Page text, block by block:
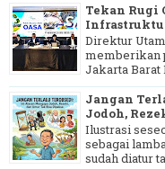
Tekan Rugi
Direktur
memberikan
Jakarta Barat
Jangan
Jodoh,
Ilustrasi
sebagai
sudah diatur